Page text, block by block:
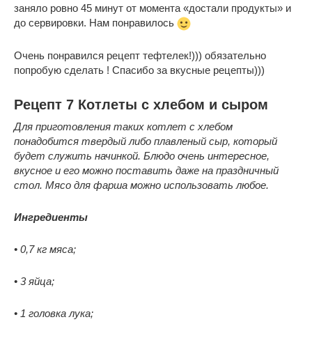
заняло ровно 45 минут от момента «достали продукты» и
до сервировки. Нам понравилось
Очень понравился рецепт тефтелек!))) обязательно
попробую сделать ! Спасибо за вкусные рецепты)))
Рецепт 7 Котлеты с хлебом и сыром
Для приготовления таких котлет с хлебом
понадобится твердый либо плавленый сыр, который
будет служить начинкой. Блюдо очень интересное,
вкусное и его можно поставить даже на праздничный
стол. Мясо для фарша можно использовать любое.
Ингредиенты
• 0,7 кг мяса;
• 3 яйца;
• 1 головка лука;